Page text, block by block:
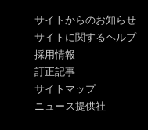
サイトからのお知らせ
サイトに関するヘルプ
採用情報
訂正記事
サイトマップ
ニュース提供社